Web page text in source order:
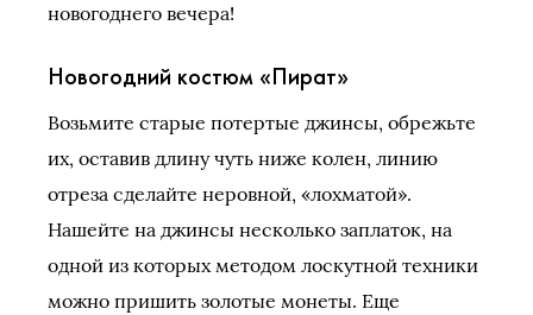
новогоднего вечера!
Новогодний костюм «Пират»
Возьмите старые потертые джинсы, обрежьте
их, оставив длину чуть ниже колен, линию
отреза сделайте неровной, «лохматой».
Нашейте на джинсы несколько заплаток, на
одной из которых методом лоскутной техники
можно пришить золотые монеты. Еще